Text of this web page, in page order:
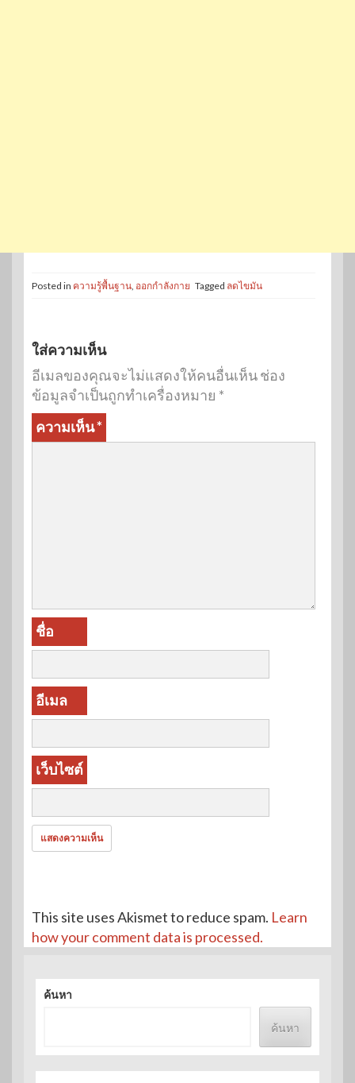
Posted in ความรู้พื้นฐาน, ออกกำลังกาย Tagged ลดไขมัน
ใส่ความเห็น
อีเมลของคุณจะไม่แสดงให้คนอื่นเห็นช่อง
ข้อมูลจำเป็นถูกทำเครื่องหมาย *
ความเห็น*
ชื่อ
อีเมล
เว็บไซต์
This site uses Akismet to reduce spam. Learn
how your comment data is processed.
ค้นหา
ค้นหา